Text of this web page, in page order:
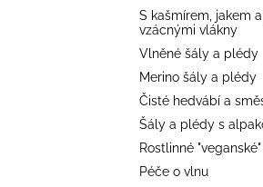
S kašmírem, jakem
vzácnými vlákny
Vlněné šály a plédy
Merino šály a plédy
Čisté hedvábí a
Šály a plédy s
Rostlinné
Péče o vlnu